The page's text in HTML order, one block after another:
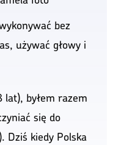
bez
używać głowy i
byłem razem
się do
Dziś kiedy Polska